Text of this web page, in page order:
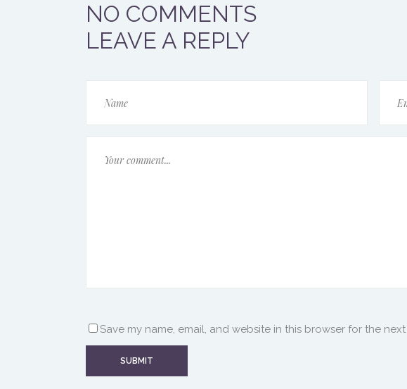
NO COMMENTS
LEAVE A REPLY
Save my name, email, and website in this browser for the